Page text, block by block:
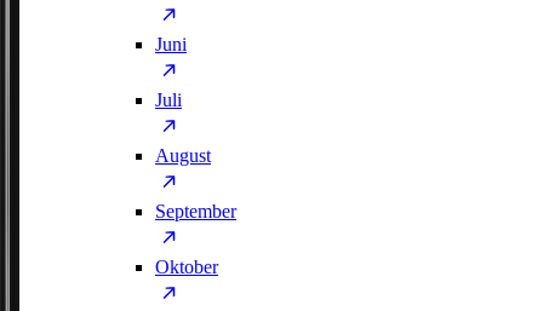
Juni
Juli
August
September
Oktober